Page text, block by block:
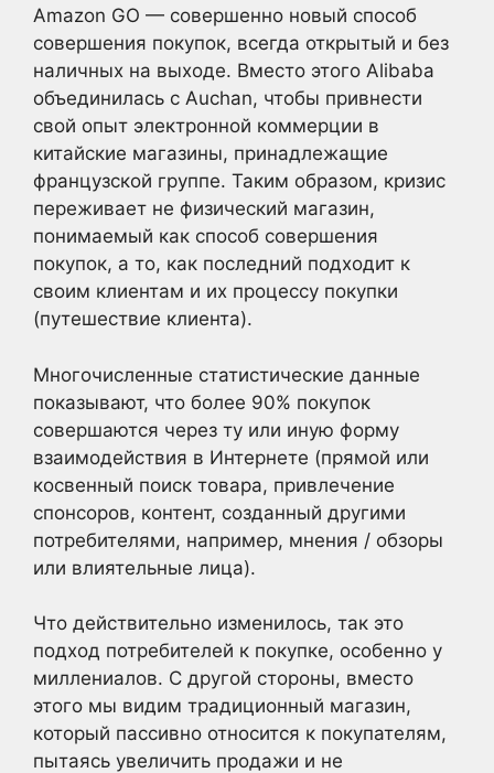
Amazon GO — совершенно новый способ
совершения покупок, всегда открытый и без
наличных на выходе. Вместо этого Alibaba
объединилась с Auchan, чтобы привнести
свой опыт электронной коммерции в
китайские магазины, принадлежащие
французской группе. Таким образом, кризис
переживает не физический магазин,
понимаемый как способ совершения
покупок, а то, как последний подходит к
своим клиентам и их процессу покупки
(путешествие клиента).
Многочисленные статистические данные
показывают, что более 90% покупок
совершаются через ту или иную форму
взаимодействия в Интернете (прямой или
косвенный поиск товара, привлечение
спонсоров, контент, созданный другими
потребителями, например, мнения / обзоры
или влиятельные лица).
Что действительно изменилось, так это
подход потребителей к покупке, особенно у
миллениалов. С другой стороны, вместо
этого мы видим традиционный магазин,
который пассивно относится к покупателям,
пытаясь увеличить продажи и не